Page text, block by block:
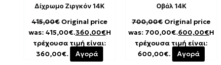
Δίχρωμο Ζιργκόν 14K
415,00€ Original price
was: 415,00€.360,00€Η
τρέχουσα τιμή είναι:
360,00€.
Αγορά
Οβάλ 14K
700,00€ Original price
was: 700,00€.600,00€Η
τρέχουσα τιμή είναι:
600,00€.
Αγορά